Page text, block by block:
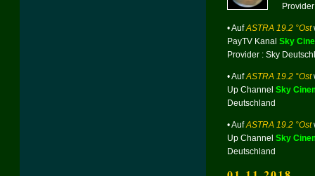
• AufASTRA 19.2 °Ost
PayTV Kanal Sky
Provider : Sky
• AufASTRA 19.2 °Ost
Up Channel Sky
Deutschland
• AufASTRA 19.2 °Ost
Up Channel Sky
Deutschland